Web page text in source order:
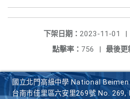
下架日期： 2023-11-01
|
最後更
點擊率： 756 |
國立北門高級中學 National
台南市佳里區六安里269號 No.